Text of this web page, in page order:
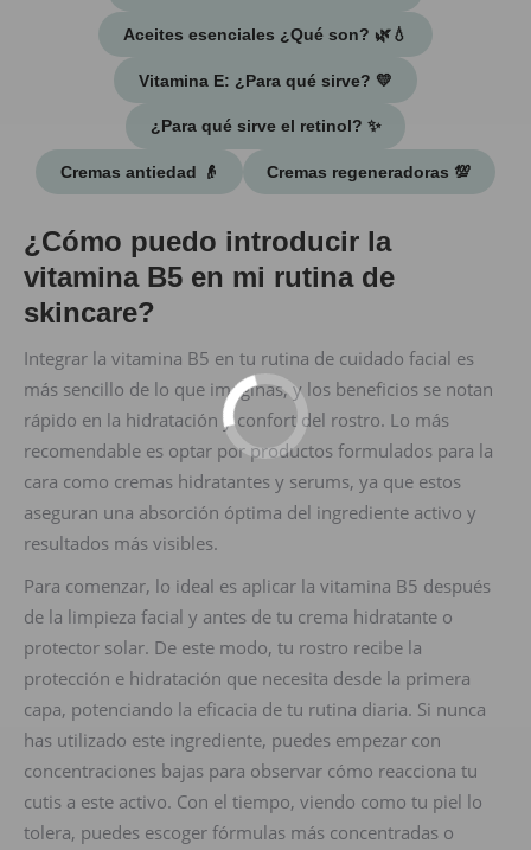
Aceites esenciales ¿Qué son? 🌿💧
Vitamina E: ¿Para qué sirve? 💛
¿Para qué sirve el retinol? ✨
Cremas antiedad 👴​ Cremas regeneradoras 💯​
¿Cómo puedo introducir la
vitamina B5 en mi rutina de
skincare?
Integrar la vitamina B5 en tu rutina de cuidado facial es
más sencillo de lo que imaginas, y los beneficios se notan
rápido en la hidratación y confort del rostro. Lo más
recomendable es optar por productos formulados para la
cara como cremas hidratantes y serums, ya que estos
aseguran una absorción óptima del ingrediente activo y
resultados más visibles.
Para comenzar, lo ideal es aplicar la vitamina B5 después
de la limpieza facial y antes de tu crema hidratante o
protector solar. De este modo, tu rostro recibe la
protección e hidratación que necesita desde la primera
capa, potenciando la eficacia de tu rutina diaria. Si nunca
has utilizado este ingrediente, puedes empezar con
concentraciones bajas para observar cómo reacciona tu
cutis a este activo. Con el tiempo, viendo como tu piel lo
tolera, puedes escoger fórmulas más concentradas o